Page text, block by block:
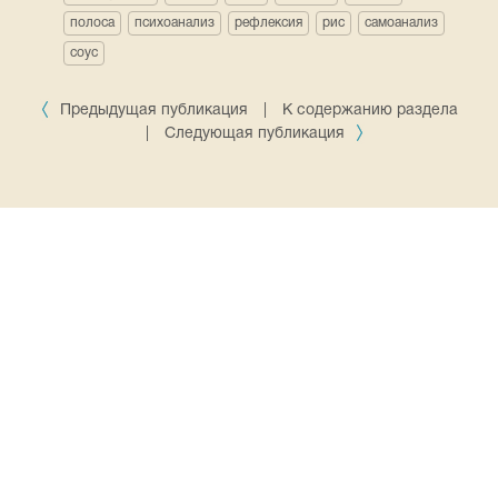
полоса психоанализ рефлексия рис самоанализ
соус
Предыдущая публикация
К содержанию раздела
Следующая публикация